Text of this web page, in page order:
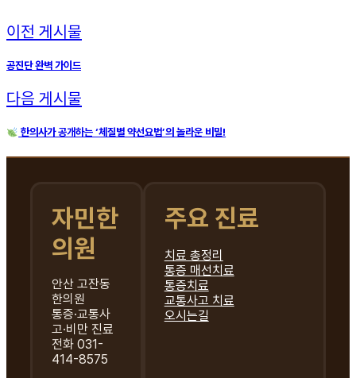
이전 게시물
공진단 완벽 가이드
다음 게시물
한의사가 공개하는 ‘체질별 약선요법’의 놀라운 비밀!
자민한
의원
안산 고잔동
한의원
통증·교통사
고·비만 진료
전화 031-
414-8575
주요 진료
치료 총정리
통증 매선치료
통증치료
교통사고 치료
오시는길